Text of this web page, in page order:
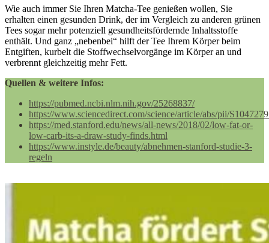
Wie auch immer Sie Ihren Matcha-Tee genießen wollen, Sie
erhalten einen gesunden Drink, der im Vergleich zu anderen grünen
Tees sogar mehr potenziell gesundheitsfördernde Inhaltsstoffe
enthält. Und ganz „nebenbei“ hilft der Tee Ihrem Körper beim
Entgiften, kurbelt die Stoffwechselvorgänge im Körper an und
verbrennt gleichzeitig mehr Fett.
Quellen & weitere Infos:
https://pubmed.ncbi.nlm.nih.gov/25268837/
https://www.sciencedirect.com/science/article/abs/pii/
https://med.stanford.edu/news/all-news/2018/02/low-fat-or-
low-carb-its-a-draw-study-finds.html
https://www.instyle.de/beauty/abnehmen-stanford-studie-3-
regeln